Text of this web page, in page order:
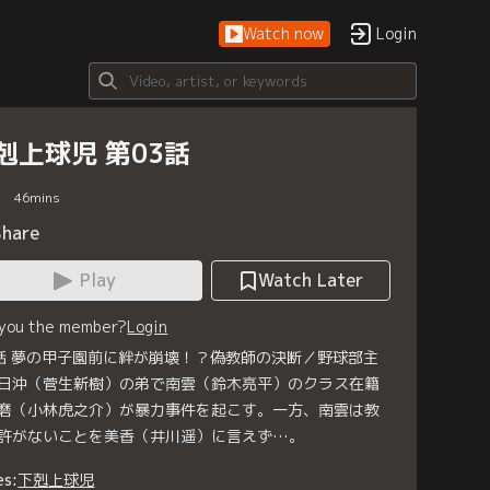
Watch now Login
上球児 第03話
46mins
Play
Watch Later
the member?Login
夢の甲子園前に絆が崩壊！？偽教師の決断／野球部主
沖（菅生新樹）の弟で南雲（鈴木亮平）のクラス在籍
（小林虎之介）が暴力事件を起こす。一方、南雲は教
がないことを美香（井川遥）に言えず…。
下剋上球児